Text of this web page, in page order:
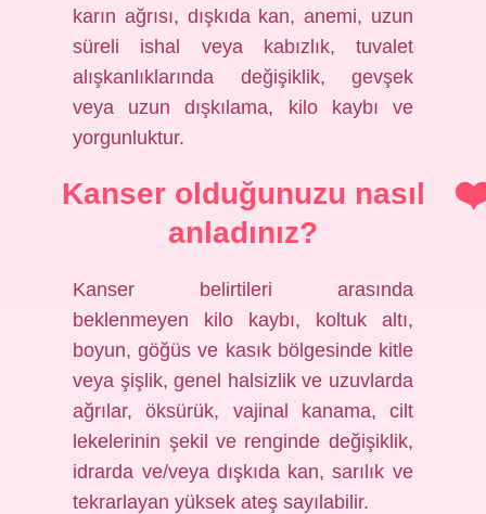
karın ağrısı, dışkıda kan, anemi, uzun
süreli ishal veya kabızlık, tuvalet
alışkanlıklarında değişiklik, gevşek
veya uzun dışkılama, kilo kaybı ve
yorgunluktur.
Kanser olduğunuzu nasıl
anladınız?
Kanser belirtileri arasında
beklenmeyen kilo kaybı, koltuk altı,
boyun, göğüs ve kasık bölgesinde kitle
veya şişlik, genel halsizlik ve uzuvlarda
ağrılar, öksürük, vajinal kanama, cilt
lekelerinin şekil ve renginde değişiklik,
idrarda ve/veya dışkıda kan, sarılık ve
tekrarlayan yüksek ateş sayılabilir.